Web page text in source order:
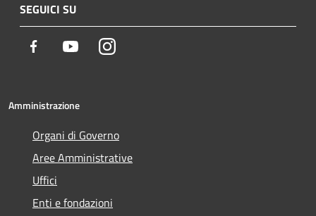
SEGUICI SU
Facebook YoutubeInstagram
Amministrazione
Organi di Governo
Aree Amministrative
Uffici
Enti e fondazioni